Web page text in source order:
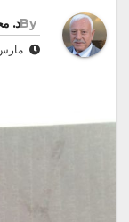
Byد.
مارس 23,